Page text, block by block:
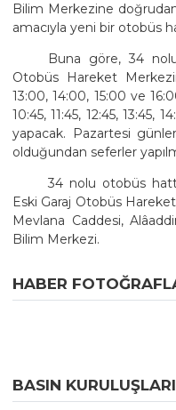
Bilim Merkezine
amacıyla yeni bir otobüs
Buna göre, 34
Otobüs Hareket
13:00, 14:00, 15:00 ve
10:45, 11:45, 12:45, 13:45,
yapacak. Pazartesi
olduğundan seferler
34 nolu otobüs
Eski Garaj Otobüs
Mevlana Caddesi,
Bilim Merkezi.
HABER
BASIN